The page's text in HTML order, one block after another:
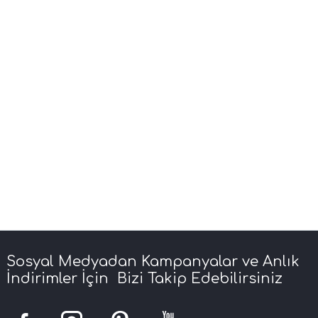
Sosyal Medyadan Kampanyalar ve Anlık
İndirimler İçin Bizi Takip Edebilirsiniz